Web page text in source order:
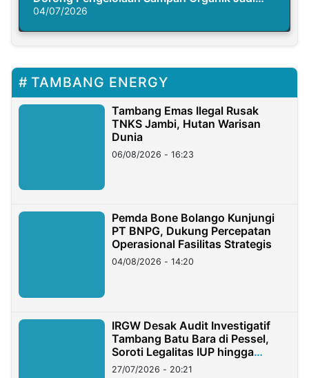
Solusi Krisis Iklim
04/07/2026
TAMBANG ENERGY
Tambang Emas Ilegal Rusak
TNKS Jambi, Hutan Warisan
Dunia
06/08/2026 - 16:23
Pemda Bone Bolango Kunjungi
PT BNPG, Dukung Percepatan
Operasional Fasilitas Strategis
04/08/2026 - 14:20
IRGW Desak Audit Investigatif
Tambang Batu Bara di Pessel,
Soroti Legalitas IUP hingga
Stockpile
27/07/2026 - 20:21